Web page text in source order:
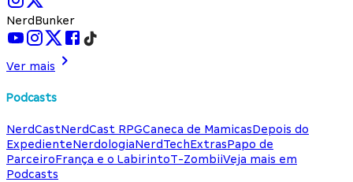
NerdBunker
Ver mais
Podcasts
NerdCastNerdCast RPGCaneca de MamicasDepois do
ExpedienteNerdologiaNerdTechExtrasPapo de
ParceiroFrança e o LabirintoT-ZombiiVeja mais em
Podcasts